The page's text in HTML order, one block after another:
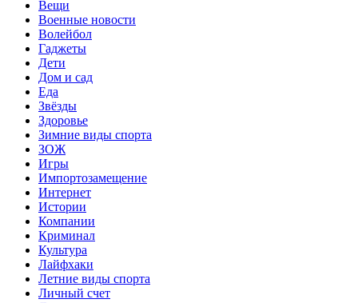
Вещи
Военные новости
Волейбол
Гаджеты
Дети
Дом и сад
Еда
Звёзды
Здоровье
Зимние виды спорта
ЗОЖ
Игры
Импортозамещение
Интернет
Истории
Компании
Криминал
Культура
Лайфхаки
Летние виды спорта
Личный счет